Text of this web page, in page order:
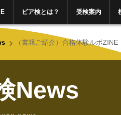
ビア検とは？ 受検案内
（書籍ご紹介）合格体験ルポ
News